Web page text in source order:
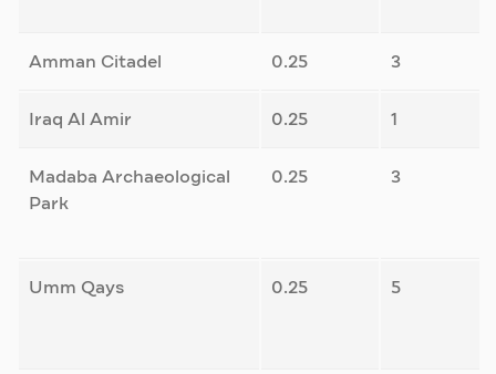
Amman Citadel 0.25 3
Iraq Al Amir 0.25 1
Madaba Archaeological
Park
0.25 3
Umm Qays 0.25 5